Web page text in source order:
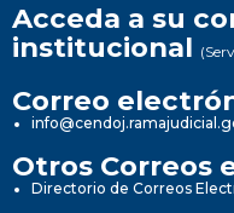
Acceda a su
institucional
Correo
Otros Correos
Directorio de Correos